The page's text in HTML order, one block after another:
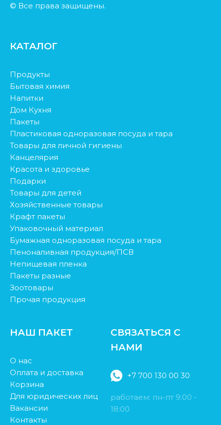
© Все права защищены.
КАТАЛОГ
Продукты
Бытовая химия
Напитки
Дом Кухня
Пакеты
Пластиковая одноразовая посуда и тара
Товары для личной гигиены
Канцелярия
Красота и здоровье
Подарки
Товары для детей
Хозяйственные товары
Крафт пакеты
Упаковочный материал
Бумажная одноразовая посуда и тара
Пеноналивная продукция/ПСВ
Непищевая пленка
Пакеты разные
Зоотовары
Прочая продукция
НАШ ПАКЕТ
О нас
Оплата и доставка
Корзина
Для юридических лиц
Вакансии
Контакты
СВЯЗАТЬСЯ С
НАМИ
+7 700 130 00 30
работаем: пн-пт 9.00 -
18:00